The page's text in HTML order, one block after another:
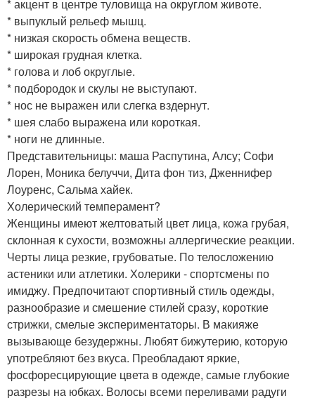
* акцент в центре туловища на округлом животе.
* выпуклый рельеф мышц.
* низкая скорость обмена веществ.
* широкая грудная клетка.
* голова и лоб округлые.
* подбородок и скулы не выступают.
* нос не выражен или слегка вздернут.
* шея слабо выражена или короткая.
* ноги не длинные.
Представительницы: маша Распутина, Алсу; Софи
Лорен, Моника белуччи, Дита фон тиз, Дженнифер
Лоуренс, Сальма хайек.
Холерический темперамент?
Женщины имеют желтоватый цвет лица, кожа грубая,
склонная к сухости, возможны аллергические реакции.
Черты лица резкие, грубоватые. По телосложению
астеники или атлетики. Холерики - спортсмены по
имиджу. Предпочитают спортивный стиль одежды,
разнообразие и смешение стилей сразу, короткие
стрижки, смелые экспериментаторы. В макияже
вызывающе безудержны. Любят бижутерию, которую
употребляют без вкуса. Преобладают яркие,
фосфоресцирующие цвета в одежде, самые глубокие
разрезы на юбках. Волосы всеми переливами радуги